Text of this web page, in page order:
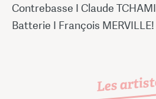
Contrebasse I Claude
Batterie I François MERVILLE!
Les